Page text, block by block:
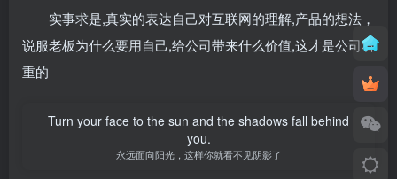
实事求是,真实的表达自己对互联网的理解,产品的想法，
说服老板为什么要用自己,给公司带来什么价值,这才是公司看
重的
Turn your face to the sun and the shadows fall behind
you.
永远面向阳光，这样你就看不见阴影了